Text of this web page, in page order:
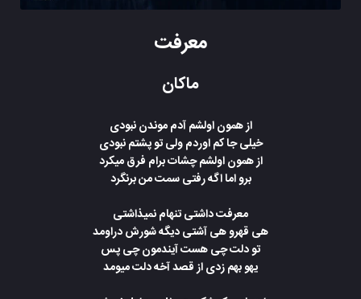
معرفت
ماکان
از همون اولشم آدم موندن نبودی
خیلی‌ جا کم اوردم ولی‌ تو پشتم نبودی
از همون اولشم چشات برام فرق میکرد
برو اما اگه رفتی‌ سمت من برنگرد
معرفت داشتی تنهام نمیذاشتی
هی‌ قهرو هی‌ آشتی‌ دیگه شورش دراومد
تو دلت چی هست آیندمون چی پس
یهو بهم زدی از قصد آخه دلت میومد